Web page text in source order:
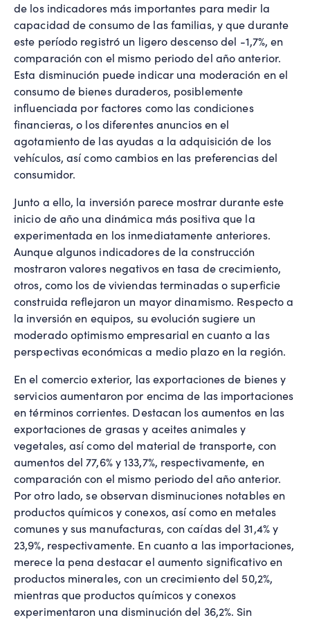
de los indicadores más importantes para medir la
capacidad de consumo de las familias, y que durante
este período registró un ligero descenso del -1,7%, en
comparación con el mismo periodo del año anterior.
Esta disminución puede indicar una moderación en el
consumo de bienes duraderos, posiblemente
influenciada por factores como las condiciones
financieras, o los diferentes anuncios en el
agotamiento de las ayudas a la adquisición de los
vehículos, así como cambios en las preferencias del
consumidor.
Junto a ello, la inversión parece mostrar durante este
inicio de año una dinámica más positiva que la
experimentada en los inmediatamente anteriores.
Aunque algunos indicadores de la construcción
mostraron valores negativos en tasa de crecimiento,
otros, como los de viviendas terminadas o superficie
construida reflejaron un mayor dinamismo. Respecto a
la inversión en equipos, su evolución sugiere un
moderado optimismo empresarial en cuanto a las
perspectivas económicas a medio plazo en la región.
En el comercio exterior, las exportaciones de bienes y
servicios aumentaron por encima de las importaciones
en términos corrientes. Destacan los aumentos en las
exportaciones de grasas y aceites animales y
vegetales, así como del material de transporte, con
aumentos del 77,6% y 133,7%, respectivamente, en
comparación con el mismo periodo del año anterior.
Por otro lado, se observan disminuciones notables en
productos químicos y conexos, así como en metales
comunes y sus manufacturas, con caídas del 31,4% y
23,9%, respectivamente. En cuanto a las importaciones,
merece la pena destacar el aumento significativo en
productos minerales, con un crecimiento del 50,2%,
mientras que productos químicos y conexos
experimentaron una disminución del 36,2%. Sin